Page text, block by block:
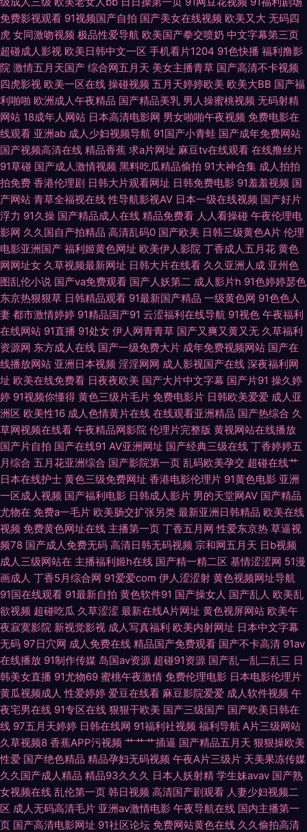
咪久久 操女人的逼8p 香蕉视频abb www久草com 日韩欧美国产成人 91资
源在线观看视频 日韩sss AV五码 人妖射精江编 91色黄 欧美性爱亚洲色图 91
精品视频下载 青青草热 99热久草 欧美亚洲成人uV 91蜜桃臀在线 久久资源
国产 91茄子水蜜桃 欧美a在 91社区免费 五月丁香福利视频导航 成人性爱午
夜福利网 影音先锋资源乱 狠狠俺去也 91A级视频 少妇精品亚洲一区二区 东
方va青青在线 色九九日本无码 国产传媒中文字幕 亚洲欧洲综合日韩精品 国
拍自网第55页 91po超碰 狠狠操com 在线观看黑丝AV 欧美亚州成人在线电
影 东京热亚洲免费精品 欧美啪啪啪一区二区 91麻豆国产蜜臀 乱乱无码 91清
清视频 美女视频 91麻豆天美传媒在线 91黑丝高跟精品 另类伪娘在线 成人欧
美精产国品久久 91n女在线 精品一页视频 91成人软件 国产精品自拍网 少妇
影院91 91在线精品观看视频 免费国产视频 东京热人人干 91九色嫩草国产 91
干逼网 美女被草 91在线观看最新地址 天天日狠狠干 大香蕉论坛 伊人色大香
蕉 韩国日本91 91传媒性爱视频 天天干狠狠曰 福利av电影网 丁香五月激情一
本道 91avv在线视频 麻豆精品视频专区 91视频在线免费 日韩AV1 97re在线
婷婷色播亚洲综合色播 成人禁污污啪啪入口 日韩亚洲综合在线 91社区在线
免费观看 九九热25 亚洲一级夜夜夜 九九国产久久 91传剧mv在线看 日本αV
在线观看 97成人电影 欧美日本性爱网址麻豆 99热热 91九色高潮 日本深夜
激情网址 海角九色极品反差 91精品178页 久草热久热91 91国产首业 五月天
婷婷小说网站 熟美人妻一区二区三 国产麻豆加勒 91成人处女 三级做爱毛片
91电影双飞 91九色韩国 91在线播放视频在线观看 影音先锋无码精品 国产福
利漂漂网 91茄子看片 91福利社色 久久五月性爱网 青青草原电影院 99艹艹艹
香蕉网久久伊人狼在线 久久免费视频7 92福利天堂 婷婷五月天乱 国产亚洲
天堂一区在线 91偷怕 日韩经典av 91网站处女 国产人妖AV 97超碰总资源 婷
婷五月天网址 丁香AV偷拍伦理电影 夜竞久久香蕉网 黄总AAV 91精品丝袜国
免费影视观看 91视频国产自拍 国产美女在线视频 欧美又大 无码四
虎 女同激吻视频 极品性爱导航 欧美国产拳交喷奶 中文字幕第三页
超碰成人影视 欧美日韩中文一区 手机看片1204 91色快播 福利撸影
院 激情五月天国产 综合网五月天 美女主播青草 国产高清不卡视频
四虎影视 欧美一区在线 操碰视频 五月天婷婷欧美 欧美大BB 国产福
利啪啪 欧洲成人午夜精品 国产精品美乳 男人操蜜桃视频 无码射精
网站 18成年人网站 日本高清电影网 男女啪啪午夜视频 免费电影在
线观看 亚洲ab 成人少妇视频导航 91国产小青蛙 国产成年免费网站
国产视频高清在线 精品香蕉 求a片网址 麻豆tv在线观看 在线撸丝片
91草碰 国产成人激情视频 黑料吃瓜精品偷拍 91大神合集 成人拍拍
拍免费 香港伦理剧 日韩大片观看网址 日韩免费电影 91羞羞视频 国
产网站 青草全福视在线 性导航影视AV 日本一级在线视频 国产好片
浮力 91久操 国产精品成人在线 精品免费看 人人看操碰 午夜伦理电
影网 久久国自产拍精品 高清乱码0 国产欧美 日韩三级黄色A片 伦理
电影亚洲国产 福利姬黄色网址 欧美伊人影院 丁香成人五月花 黄色
网网址女 久草视频最新网址 日韩大片在线看 久久亚洲人成 亚州色
图乱伦小说 国产va免费观看 国产人妖第二 成人影片h 91色婷婷瑟色
东京热狠狠草 日韩精品观看 91最新国产精品 一级黄色网 91色色人
妻 都市激情婷婷 91精品国产91 云涩福利在线导航 91视色 午夜福利
在线网站 91直播 91处女 伊人网青青草 国产又爽又黄又无 久草福利
资源网 东方成人在线 国产一级免费大片 成年免费视频网站 国产在
线播放网站 亚洲日本视频 淫淫网网 成人影视国产在线 深夜福利网
址 欧美在线免费看 日夜夜欧美 国产大片中文字幕 国产片91 操久婷
婷 91视频你懂得 黄色三级片毛片 免费电影片 日韩欧美爱爱 成人亚
洲区 欧美性16 成人色情黄片在线 在线观看亚洲精品 国产热综合 久
草网视频在线看 午夜精品网影院 伦理片完整版 黄视网站在线播放
国产片自拍 国产在线91 AV亚洲网址 国产经典三级在线 丁香婷婷五
月综合 五月花亚洲综合 国产影院第一页 乱码欧美孕交 超碰在线艹
日本在线护士 黄色三级免费网址 香港电影伦理片 91黄色电影 亚洲
一区成人视频 国产福利电影 日韩成人影片 男的天堂网AV 国产精品
尤物在 免费a一毛片 欧美肠交扩张另类 最新亚洲日韩精品 欧美在线
视频 免费黄色网址在线 主播第一页 丁香五月网 性爱东京热 草逼视
频78 国产成人免费无码 高清日韩无码视频 宗和网五月天 日b视频
成人三级网站在 主播福利姬h在线 国产精一精二区 基情涩涩网 51漫
画成人 丁香5月综合网 91爱爱com 伊人涩涩射 黄色视频网址导航
91国在线观看 91最新自拍 黄色软件91 国产操女人 国产乱人 欧美乱
欲视频 超碰吃瓜 久草涩涩 最新在线A片网址 黄色视屏网站 欧美午
夜寂寞影院 新视觉影视 成人写真福利 欧美内射网址 日本中文字幕
无码 97日穴网 成人免费在线 精品国产免费观看 国产不卡高清 91av
在线播放 91制作传媒 岛国av资源 超碰91资源 国产乱一乱二乱三 日
韩美女直播 91尤物69 蜜桃午夜激情 免费伦理电影 日本电影伦理片
黄瓜视频成人 性爱婷婷 爱豆在线看 麻豆影院爱爱 成人软件视频 午
夜宅男在线 91专区在线 狠狠干欧美 国产三级国产 国产欧美日韩在
线 97五月天婷婷 日韩在线网 91福利社视频 福利导航 A片三级网站
久草视频8 香蕉APP污视频 艹艹艹插逼 国产精品五月天 狠狠操欧美
性爱 国产绝色精品 精品孕妇无码视频 午夜A片三级片 天美果冻传媒
久久国产成人精品 精品93久久久 日本人妖射精 学生妹avav 国产熟
女视频在线 乱伦第一页 韩日视频 高清国产剧观看 人妻少妇视频二
区 成人无码高清毛片 亚洲av激情电影 午夜导航在线 国内主播第一
页 国产高清电影网址 91社区论坛 免费网站黄色在线 久久偷拍高清